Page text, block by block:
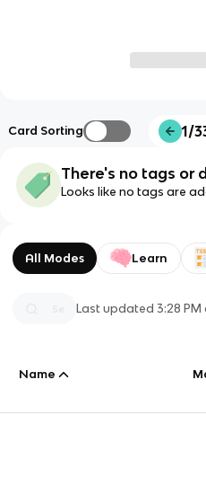
Card Sorting 1/
There's no tags or
Looks like no tags are
All Modes Learn
Last updated3:28 PM
Name